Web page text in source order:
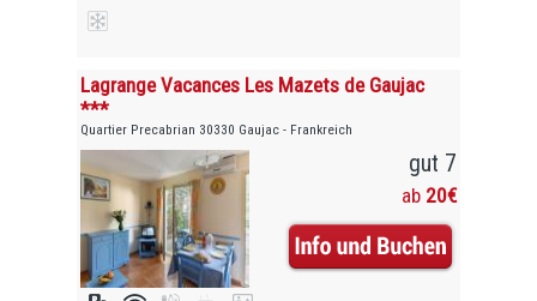
Lagrange Vacances Les Mazets de Gaujac
***
Quartier Precabrian 30330 Gaujac - Frankreich
gut 7
ab 20€